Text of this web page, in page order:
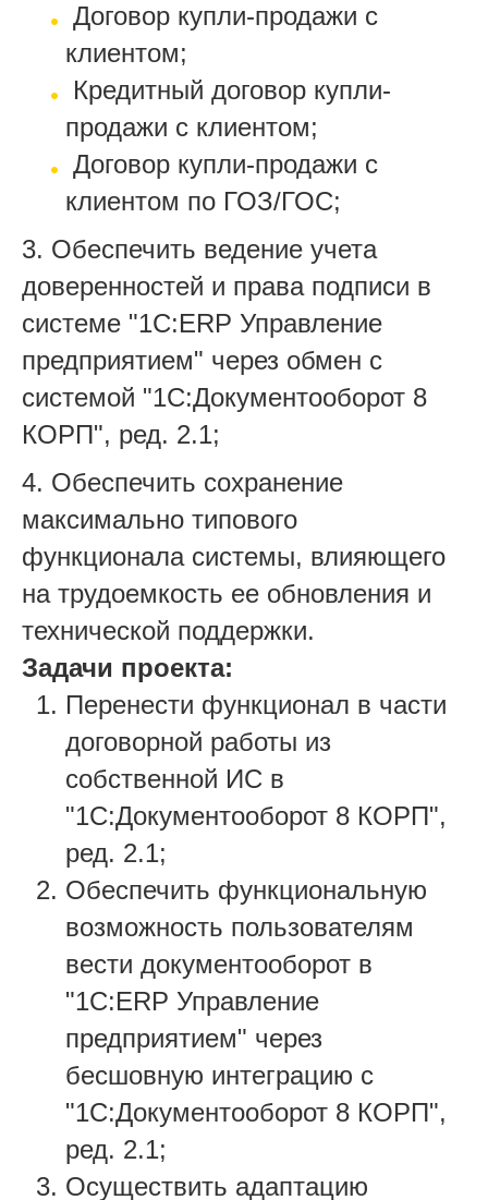
­ Договор купли-продажи с
клиентом;
­ Кредитный договор купли-
продажи с клиентом;
­ Договор купли-продажи с
клиентом по ГОЗ/ГОС;
3. Обеспечить ведение учета
доверенностей и права подписи в
системе "1С:ERP Управление
предприятием" через обмен с
системой "1С:Документооборот 8
КОРП", ред. 2.1;
4. Обеспечить сохранение
максимально типового
функционала системы, влияющего
на трудоемкость ее обновления и
технической поддержки.
Задачи проекта:
­Перенести функционал в части
договорной работы из
собственной ИС в
"1С:Документооборот 8 КОРП",
ред. 2.1;
Обеспечить функциональную
возможность пользователям
вести документооборот в
"1С:ERP Управление
предприятием" через
бесшовную интеграцию с
"1С:Документооборот 8 КОРП",
ред. 2.1;
­Осуществить адаптацию